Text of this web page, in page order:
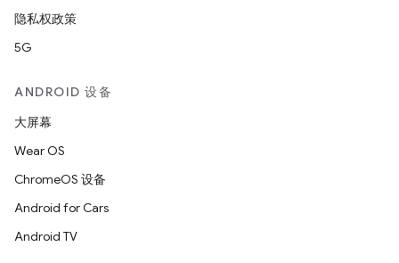
隐私权政策
5G
ANDROID 设备
大屏幕
Wear OS
ChromeOS 设备
Android for Cars
Android TV